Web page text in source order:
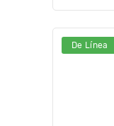
De Línea